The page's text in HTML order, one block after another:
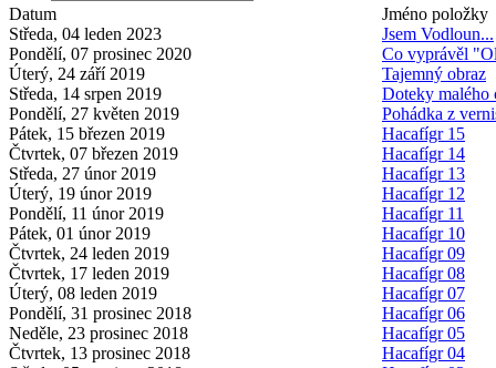
Datum
Jméno položky
Středa, 04 leden 2023
Jsem Vodloun...
Pondělí, 07 prosinec 2020
Co vyprávěl
Úterý, 24 září 2019
Tajemný obraz
Středa, 14 srpen 2019
Doteky malého
Pondělí, 27 květen 2019
Pohádka z
Pátek, 15 březen 2019
Hacafígr 15
Čtvrtek, 07 březen 2019
Hacafígr 14
Středa, 27 únor 2019
Hacafígr 13
Úterý, 19 únor 2019
Hacafígr 12
Pondělí, 11 únor 2019
Hacafígr 11
Pátek, 01 únor 2019
Hacafígr 10
Čtvrtek, 24 leden 2019
Hacafígr 09
Čtvrtek, 17 leden 2019
Hacafígr 08
Úterý, 08 leden 2019
Hacafígr 07
Pondělí, 31 prosinec 2018
Hacafígr 06
Neděle, 23 prosinec 2018
Hacafígr 05
Čtvrtek, 13 prosinec 2018
Hacafígr 04